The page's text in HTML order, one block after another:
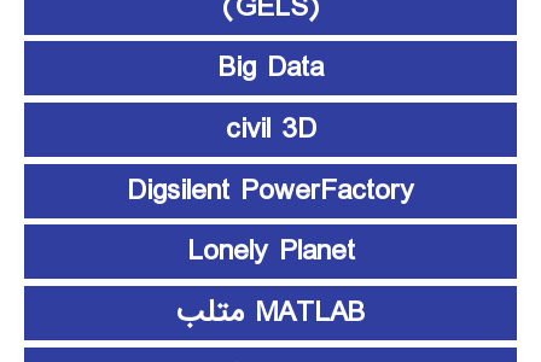
Big Data
civil 3D
Digsilent PowerFactory
Lonely Planet
MATLAB متلب